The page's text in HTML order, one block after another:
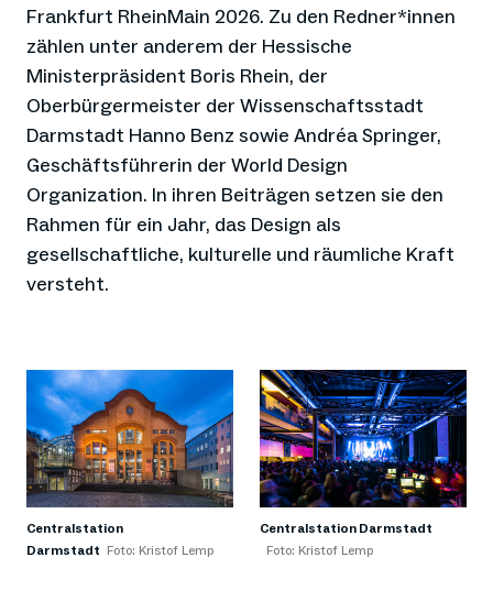
Frankfurt RheinMain 2026. Zu den Redner*innen
zählen unter anderem der Hessische
Ministerpräsident Boris Rhein, der
Oberbürgermeister der Wissenschaftsstadt
Darmstadt Hanno Benz sowie Andréa Springer,
Geschäftsführerin der World Design
Organization. In ihren Beiträgen setzen sie den
Rahmen für ein Jahr, das Design als
gesellschaftliche, kulturelle und räumliche Kraft
versteht.
Centralstation
Darmstadt Foto: Kristof Lemp
Centralstation Darmstadt
Foto: Kristof Lemp